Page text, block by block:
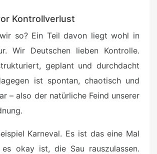
Kontrollverlust
so? Ein Teil davon liegt wohl in
Wir Deutschen lieben Kontrolle.
geplant und durchdacht
ist spontan, chaotisch und
– also der natürliche Feind unserer
Karneval. Es ist das eine Mal
okay ist, die Sau rauszulassen.